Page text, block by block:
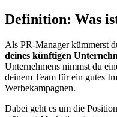
Definition: Was
Als PR-Manager kümmerst
deines künftigen
Unternehmens nimmst du
deinem Team für ein gutes
Werbekampagnen.
Dabei geht es um die